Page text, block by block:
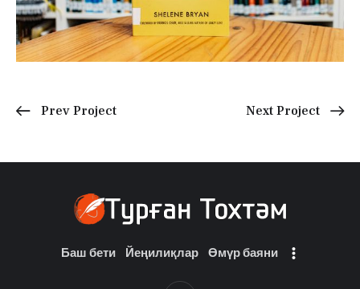
Prev Project Next Project
Баш бети Йеңилиқлар Өмүр баяни